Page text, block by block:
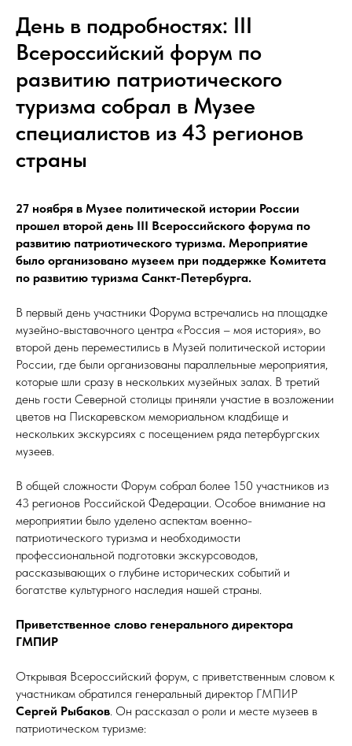
День в подробностях: III
Всероссийский форум по
развитию патриотического
туризма собрал в Музее
специалистов из 43 регионов
страны
27 ноября в Музее политической истории России
прошел второй день III Всероссийского форума по
развитию патриотического туризма. Мероприятие
было организовано музеем при поддержке Комитета
по развитию туризма Санкт-Петербурга.
В первый день участники Форума встречались на площадке
музейно-выставочного центра «Россия – моя история», во
второй день переместились в Музей политической истории
России, где были организованы параллельные мероприятия,
которые шли сразу в нескольких музейных залах. В третий
день гости Северной столицы приняли участие в возложении
цветов на Пискаревском мемориальном кладбище и
нескольких экскурсиях с посещением ряда петербургских
музеев.
В общей сложности Форум собрал более 150 участников из
43 регионов Российской Федерации. Особое внимание на
мероприятии было уделено аспектам военно-
патриотического туризма и необходимости
профессиональной подготовки экскурсоводов,
рассказывающих о глубине исторических событий и
богатстве культурного наследия нашей страны.
Приветственное слово генерального директора
ГМПИР
Открывая Всероссийский форум, с приветственным словом к
участникам обратился генеральный директор ГМПИР
Сергей Рыбаков. Он рассказал о роли и месте музеев в
патриотическом туризме: